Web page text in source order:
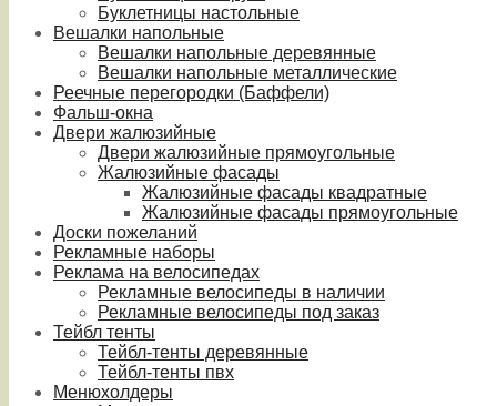
Буклетницы настольные
Вешалки напольные
Вешалки напольные деревянные
Вешалки напольные металлические
Реечные перегородки (Баффели)
Фальш-окна
Двери жалюзийные
Двери жалюзийные прямоугольные
Жалюзийные фасады
Жалюзийные фасады квадратные
Жалюзийные фасады прямоугольные
Доски пожеланий
Рекламные наборы
Реклама на велосипедах
Рекламные велосипеды в наличии
Рекламные велосипеды под заказ
Тейбл тенты
Тейбл-тенты деревянные
Тейбл-тенты пвх
Менюхолдеры